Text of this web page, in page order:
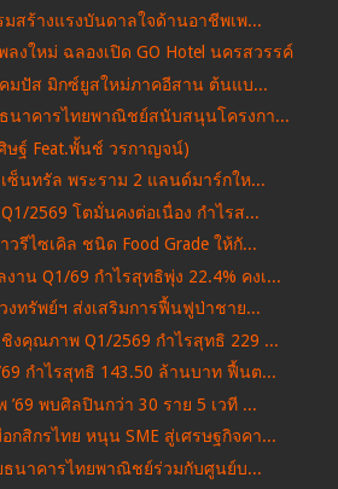
สร้างแรงบันดาลใจด้านอาชีพเพ...
ลงใหม่ ฉลองเปิด GO Hotel นครสวรรค์
มปัส มิกซ์ยูสใหม่ภาคอีสาน ต้นแบ...
นาคารไทยพาณิชย์สนับสนุนโครงกา...
ษฐ์ Feat.พั้นช์ วรกาญจน์)
ซ็นทรัล พระราม 2 แลนด์มาร์กให...
2569 โตมั่นคงต่อเนื่อง กำไรส...
วรีไซเคิล ชนิด Food Grade ให้กั...
าน Q1/69 กำไรสุทธิพุ่ง 22.4% คงเ...
งทรัพย์ฯ ส่งเสริมการฟื้นฟูป่าชาย...
ชิงคุณภาพ Q1/2569 กำไรสุทธิ 229 ...
กำไรสุทธิ 143.50 ล้านบาท ฟื้นต...
’69 พบศิลปินกว่า 30 ราย 5 เวที ...
อกสิกรไทย หนุน SME สู่เศรษฐกิจคา...
ธนาคารไทยพาณิชย์ร่วมกับศูนย์บ...